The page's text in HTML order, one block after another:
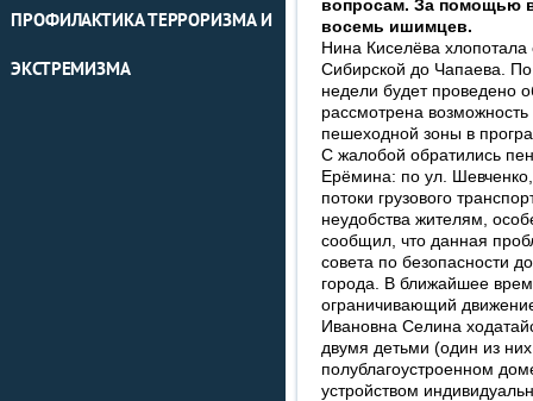
ПРОФИЛАКТИКА ТЕРРОРИЗМА И
ЭКСТРЕМИЗМА
вопросам. За помощью
восемь ишимцев.
Нина Киселёва хлопотала
Сибирской до Чапаева.
недели будет проведено
рассмотрена
пешеходной зоны в
С жалобой обратились
Ерёмина: по ул.
потоки грузового
неудобства жителям,
сообщил, что данная
совета по безопасности
города. В ближайшее
ограничивающий
Ивановна Селина
двумя детьми (один из
полублагоустроенном
устройством